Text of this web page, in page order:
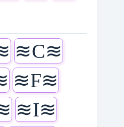
≋C≋
≋F≋
≋I≋